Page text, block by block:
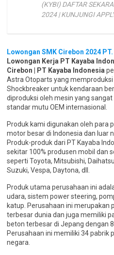
(KYBI) DAFTAR
2024 | KUNJUNGI
Lowongan SMK Cirebon 2024
Lowongan Kerja PT Kayaba
Cirebon | PT Kayaba Indonesia
Astra Otoparts yang
Shockbreaker untuk kendaraan
diproduksi oleh mesin yang
standar mutu OEM internasional.
Produk kami digunakan oleh para
motor besar di Indonesia dan luar
Produk-produk dari PT Kayaba
sekitar 100% produsen mobil dan
seperti Toyota, Mitsubishi,
Suzuki, Vespa, Daytona, dll.
Produk utama perusahaan ini
udara, sistem power steering,
katup. Perusahaan ini merupakan
terbesar dunia dan juga memiliki
beton terbesar di Jepang dengan
Perusahaan ini memiliki 34 pabrik
negara.